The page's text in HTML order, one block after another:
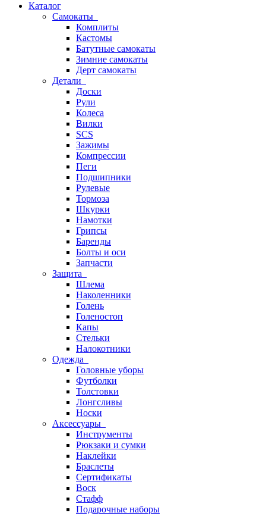
Каталог
Самокаты
Комплиты
Кастомы
Батутные самокаты
Зимние самокаты
Дерт самокаты
Детали
Доски
Рули
Колеса
Вилки
SCS
Зажимы
Компрессии
Пеги
Подшипники
Рулевые
Тормоза
Шкурки
Намотки
Грипсы
Баренды
Болты и оси
Запчасти
Защита
Шлема
Наколенники
Голень
Голеностоп
Капы
Стельки
Налокотники
Одежда
Головные уборы
Футболки
Толстовки
Лонгсливы
Носки
Аксессуары
Инструменты
Рюкзаки и сумки
Наклейки
Браслеты
Сертификаты
Воск
Стафф
Подарочные наборы